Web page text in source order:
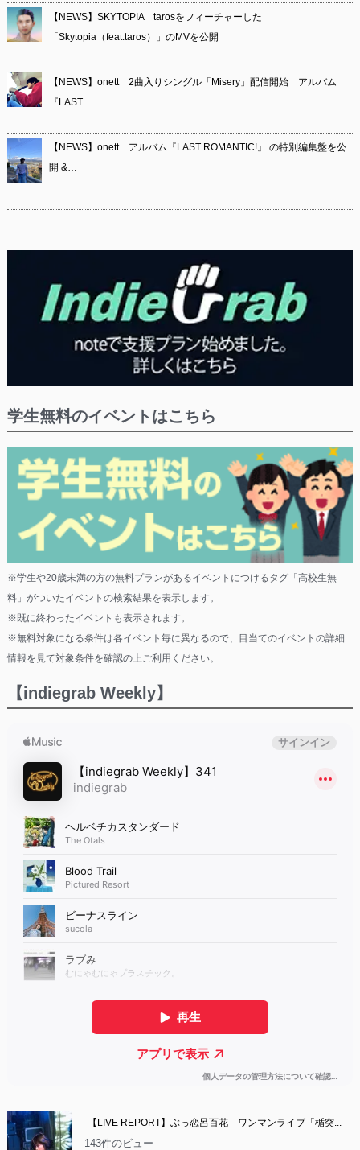
【NEWS】SKYTOPIA tarosをフィーチャーした
「Skytopia（feat.taros）」のMVを公開
【NEWS】onett 2曲入りシングル「Misery」配信開始 アルバム
『LAST…
【NEWS】onett アルバム『LAST ROMANTIC!』 の特別編集盤を公
開 &…
学生無料のイベントはこちら
※学生や20歳未満の方の無料プランがあるイベントにつけるタグ「高校生無
料」がついたイベントの検索結果を表示します。
※既に終わったイベントも表示されます。
※無料対象になる条件は各イベント毎に異なるので、目当てのイベントの詳細
情報を見て対象条件を確認の上ご利用ください。
【indiegrab Weekly】
【LIVE REPORT】ぶっ恋呂百花　ワンマンライブ「楯突...
143件のビュー